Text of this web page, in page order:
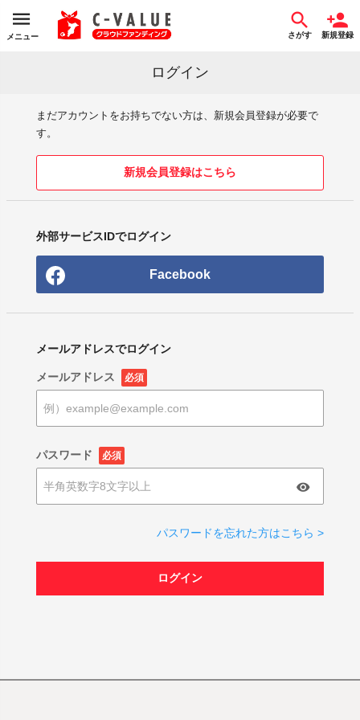
メニュー さがす 新規登録
ログイン
まだアカウントをお持ちでない方は、新規会員登録が必要で
す。
新規会員登録はこちら
外部サービスIDでログイン
Facebook
メールアドレスでログイン
メールアドレス 必須
パスワード 必須
パスワードを忘れた方はこちら >
ログイン